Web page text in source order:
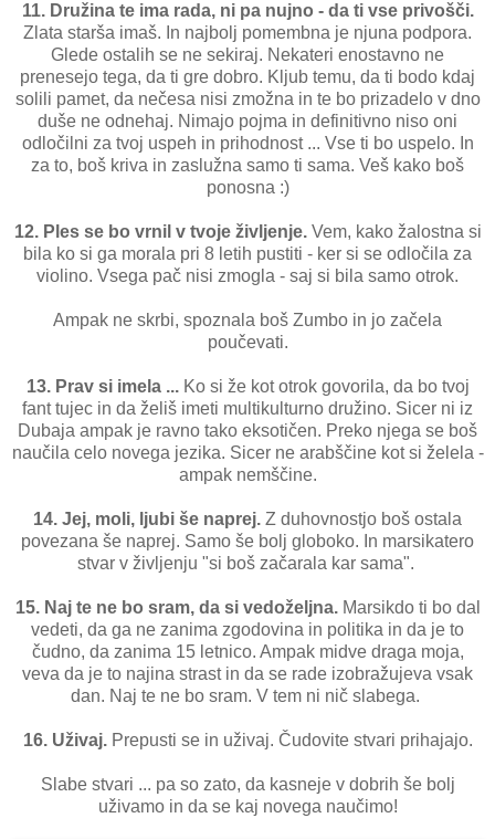
11. Družina te ima rada, ni pa nujno - da ti vse privošči.
Zlata starša imaš. In najbolj pomembna je njuna podpora.
Glede ostalih se ne sekiraj. Nekateri enostavno ne
prenesejo tega, da ti gre dobro. Kljub temu, da ti bodo kdaj
solili pamet, da nečesa nisi zmožna in te bo prizadelo v dno
duše ne odnehaj. Nimajo pojma in definitivno niso oni
odločilni za tvoj uspeh in prihodnost ... Vse ti bo uspelo. In
za to, boš kriva in zaslužna samo ti sama. Veš kako boš
ponosna :)
12. Ples se bo vrnil v tvoje življenje. Vem, kako žalostna si
bila ko si ga morala pri 8 letih pustiti - ker si se odločila za
violino. Vsega pač nisi zmogla - saj si bila samo otrok.
Ampak ne skrbi, spoznala boš Zumbo in jo začela
poučevati.
13. Prav si imela ... Ko si že kot otrok govorila, da bo tvoj
fant tujec in da želiš imeti multikulturno družino. Sicer ni iz
Dubaja ampak je ravno tako eksotičen. Preko njega se boš
naučila celo novega jezika. Sicer ne arabščine kot si želela -
ampak nemščine.
14. Jej, moli, ljubi še naprej. Z duhovnostjo boš ostala
povezana še naprej. Samo še bolj globoko. In marsikatero
stvar v življenju "si boš začarala kar sama".
15. Naj te ne bo sram, da si vedoželjna. Marsikdo ti bo dal
vedeti, da ga ne zanima zgodovina in politika in da je to
čudno, da zanima 15 letnico. Ampak midve draga moja,
veva da je to najina strast in da se rade izobražujeva vsak
dan. Naj te ne bo sram. V tem ni nič slabega.
16. Uživaj. Prepusti se in uživaj. Čudovite stvari prihajajo.
Slabe stvari ... pa so zato, da kasneje v dobrih še bolj
uživamo in da se kaj novega naučimo!